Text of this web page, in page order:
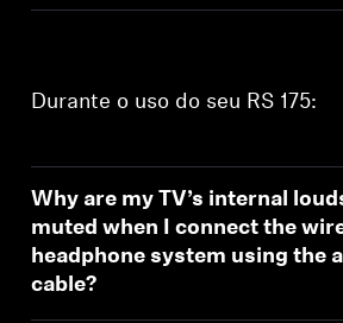
Durante o uso do seu RS 175:
Why are my TV’s internal
muted when I connect the
headphone system using the
cable?